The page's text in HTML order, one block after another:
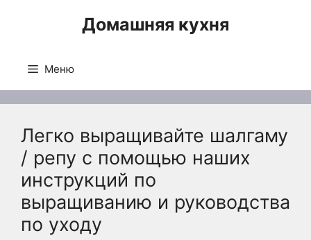
Домашняя кухня
Меню
Легко выращивайте шалгаму
/ репу с помощью наших
инструкций по
выращиванию и руководства
по уходу